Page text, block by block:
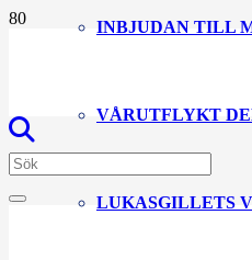
INBJUDAN TILL
VÅRUTFLYKT
LUKASGILLETS